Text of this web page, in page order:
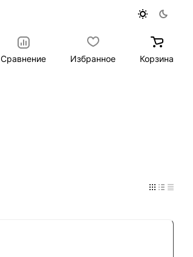
Сравнение Избранное Корзина